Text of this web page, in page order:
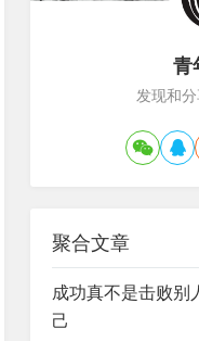
青
发现和
聚合文章
成功真不是击败别
己